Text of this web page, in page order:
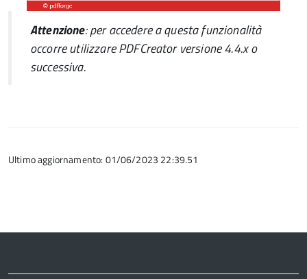
Attenzione: per accedere a questa funzionalità
occorre utilizzarePDFCreatorversione 4.4.x o
successiva.
Ultimo aggiornamento: 01/06/2023 22:39.51